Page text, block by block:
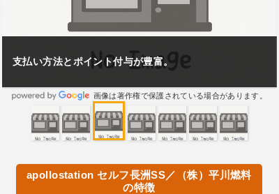
支払い方法とポイント付与が豊富。
画像は著作権で保護されている場合があります。
apollostation セルフ長洲SS／（株）平川燃料
の特徴